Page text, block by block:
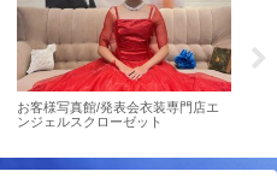
お客様写真館/発表会衣装専門店エ
ンジェルスクローゼット